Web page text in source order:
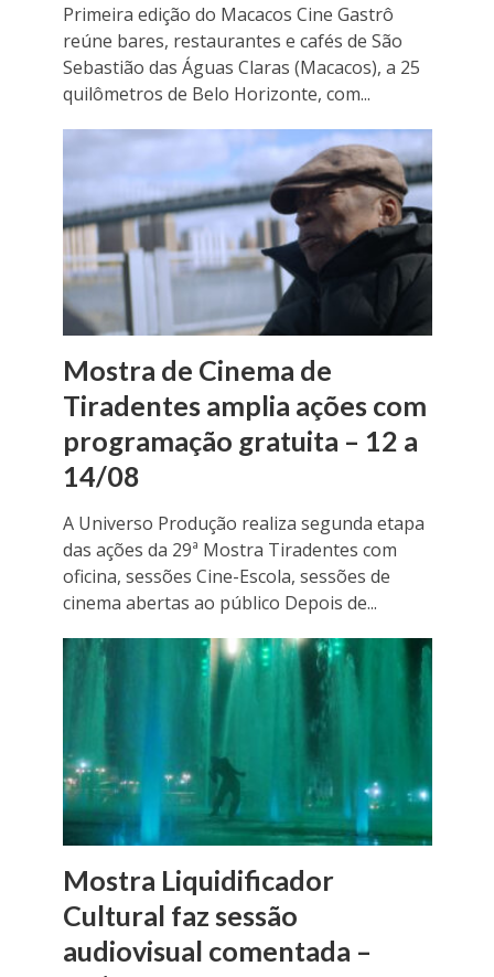
Primeira edição do Macacos Cine Gastrô
reúne bares, restaurantes e cafés de São
Sebastião das Águas Claras (Macacos), a 25
quilômetros de Belo Horizonte, com...
Mostra de Cinema de
Tiradentes amplia ações com
programação gratuita – 12 a
14/08
A Universo Produção realiza segunda etapa
das ações da 29ª Mostra Tiradentes com
oficina, sessões Cine-Escola, sessões de
cinema abertas ao público Depois de...
Mostra Liquidificador
Cultural faz sessão
audiovisual comentada –